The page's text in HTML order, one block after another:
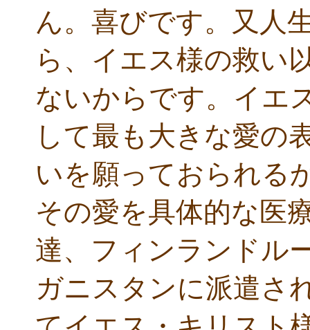
ん。喜びです。又人
ら、イエス様の救い
ないからです。イエ
して最も大きな愛の
いを願っておられる
その愛を具体的な医
達、フィンランドル
ガニスタンに派遣さ